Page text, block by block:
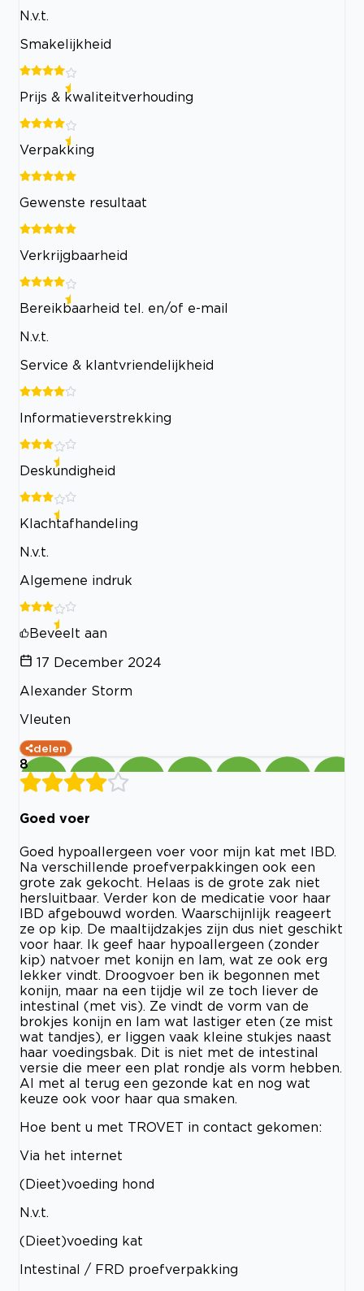
N.v.t.
Smakelijkheid
Prijs & kwaliteitverhouding
Verpakking
Gewenste resultaat
Verkrijgbaarheid
Bereikbaarheid tel. en/of e-mail
N.v.t.
Service & klantvriendelijkheid
Informatieverstrekking
Deskundigheid
Klachtafhandeling
N.v.t.
Algemene indruk
Beveelt aan
17 December 2024
Alexander Storm
Vleuten
delen
8
Goed voer
Goed hypoallergeen voer voor mijn kat met IBD.
Na verschillende proefverpakkingen ook een
grote zak gekocht. Helaas is de grote zak niet
hersluitbaar. Verder kon de medicatie voor haar
IBD afgebouwd worden. Waarschijnlijk reageert
ze op kip. De maaltijdzakjes zijn dus niet geschikt
voor haar. Ik geef haar hypoallergeen (zonder
kip) natvoer met konijn en lam, wat ze ook erg
lekker vindt. Droogvoer ben ik begonnen met
konijn, maar na een tijdje wil ze toch liever de
intestinal (met vis). Ze vindt de vorm van de
brokjes konijn en lam wat lastiger eten (ze mist
wat tandjes), er liggen vaak kleine stukjes naast
haar voedingsbak. Dit is niet met de intestinal
versie die meer een plat rondje als vorm hebben.
Al met al terug een gezonde kat en nog wat
keuze ook voor haar qua smaken.
Hoe bent u met TROVET in contact gekomen:
Via het internet
(Dieet)voeding hond
N.v.t.
(Dieet)voeding kat
Intestinal / FRD proefverpakking